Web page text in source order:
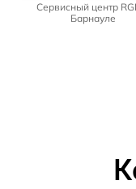
Сервисный центр
Барнауле